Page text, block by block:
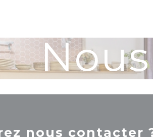
nous contacter